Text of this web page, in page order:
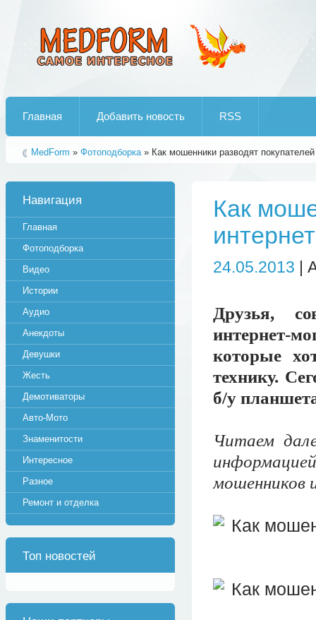
Главная Добавить новость RSS
MedForm » Фотоподборка» Как мошенники разводят
Как
24.05.2013 |
Друзья,
интернет-
которые
технику.
б/у
Читаем
мошенников
Навигация
Главная
Фотоподборка
Видео
Истории
Аудио
Анекдоты
Девушки
Жесть
Демотиваторы
Авто-Мото
Знаменитости
Интересное
Разное
Ремонт и отделка
Топ новостей